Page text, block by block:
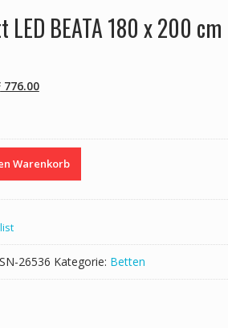
LED BEATA 180 x 200 cm
919.00
776.00Aktueller
CHF 776.00.
Warenkorb
SN-26536 Kategorie: Betten